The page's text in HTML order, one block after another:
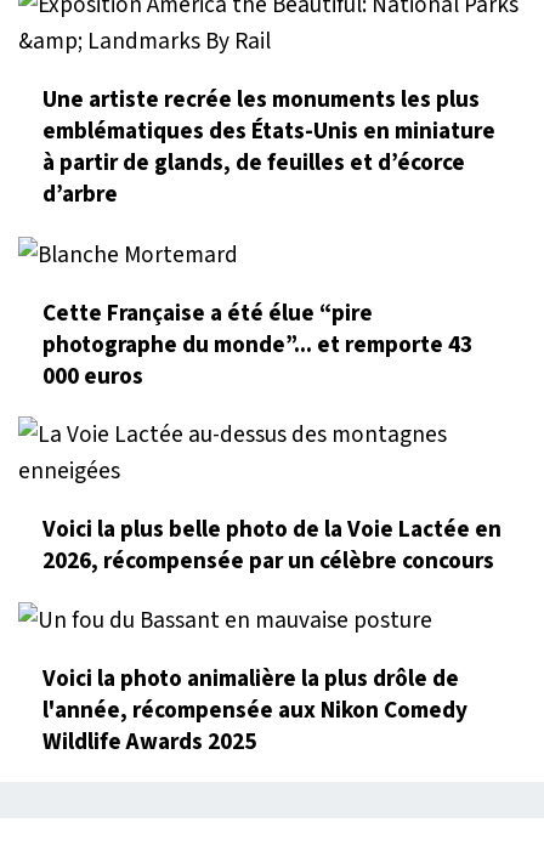
Une artiste recrée les monuments les plus
emblématiques des États-Unis en miniature
à partir de glands, de feuilles et d’écorce
d’arbre
Cette Française a été élue “pire
photographe du monde”... et remporte 43
000 euros
Voici la plus belle photo de la Voie Lactée en
2026, récompensée par un célèbre concours
Voici la photo animalière la plus drôle de
l'année, récompensée aux Nikon Comedy
Wildlife Awards 2025